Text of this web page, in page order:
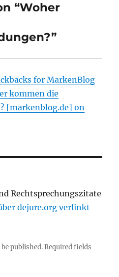
“Woher
for MarkenBlog
kommen die
[markenblog.de] on
Rechtsprechungszitate
dejure.org verlinkt
published. Required fields